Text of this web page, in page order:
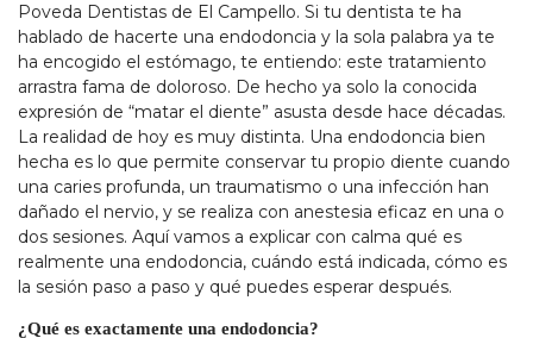
Poveda Dentistas de El Campello. Si tu dentista te ha
hablado de hacerte una endodoncia y la sola palabra ya te
ha encogido el estómago, te entiendo: este tratamiento
arrastra fama de doloroso. De hecho ya solo la conocida
expresión de “matar el diente” asusta desde hace décadas.
La realidad de hoy es muy distinta. Una endodoncia bien
hecha es lo que permite conservar tu propio diente cuando
una caries profunda, un traumatismo o una infección han
dañado el nervio, y se realiza con anestesia eficaz en una o
dos sesiones. Aquí vamos a explicar con calma qué es
realmente una endodoncia, cuándo está indicada, cómo es
la sesión paso a paso y qué puedes esperar después.
¿Qué es exactamente una endodoncia?